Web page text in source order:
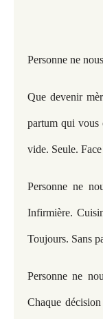
Personne ne
Que devenir
partum qui
vide. Seule.
Personne ne
Infirmière.
Toujours. Sans
Personne ne
Chaque